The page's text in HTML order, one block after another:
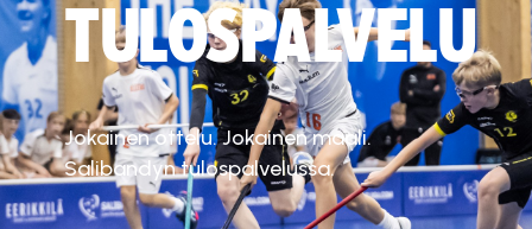
TULOSPALVELU
Jokainen ottelu. Jokainen maali.
Salibandyn tulospalvelussa.